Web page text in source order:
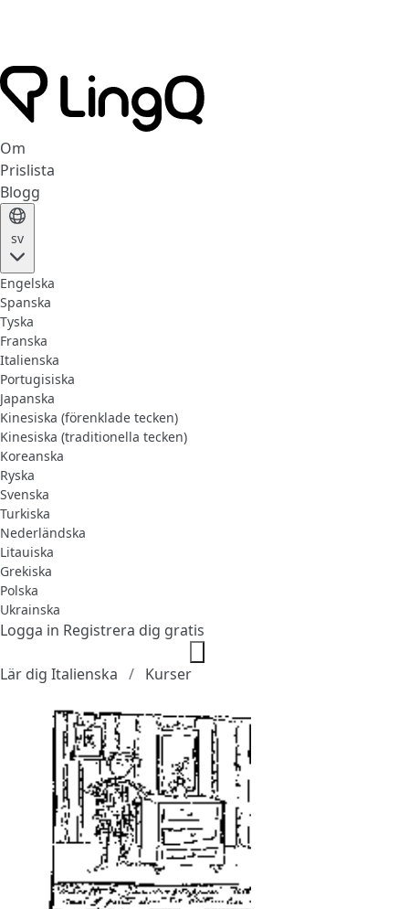
Om
Prislista
Blogg
sv
Engelska
Spanska
Tyska
Franska
Italienska
Portugisiska
Japanska
Kinesiska (förenklade tecken)
Kinesiska (traditionella tecken)
Koreanska
Ryska
Svenska
Turkiska
Nederländska
Litauiska
Grekiska
Polska
Ukrainska
Logga in Registrera dig gratis
Lär dig Italienska Kurser